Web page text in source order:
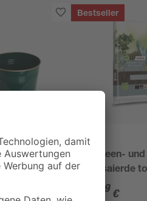
Metall
Rand Ø
Bestseller
Kakteen- und
Bonsaierde
99 €